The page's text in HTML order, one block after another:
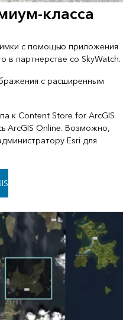
класса
с помощью приложения
в партнерстве со SkyWatch.
с расширенным
к Content Store for ArcGIS
ArcGIS Online. Возможно,
Esri для